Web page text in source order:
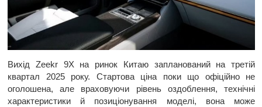
Вихід Zeekr 9X на ринок Китаю запланований на третій
квартал 2025 року. Стартова ціна поки що офіційно не
оголошена, але враховуючи рівень оздоблення, технічні
характеристики й позиціонування моделі, вона може